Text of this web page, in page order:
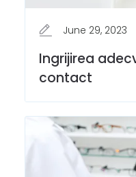
June 29, 2023
Ingrijirea
contact